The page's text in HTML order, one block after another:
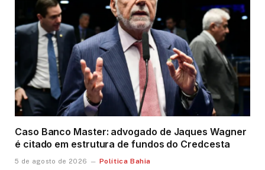
Caso Banco Master: advogado de Jaques Wagner
é citado em estrutura de fundos do Credcesta
5 de agosto de 2026 Política Bahia